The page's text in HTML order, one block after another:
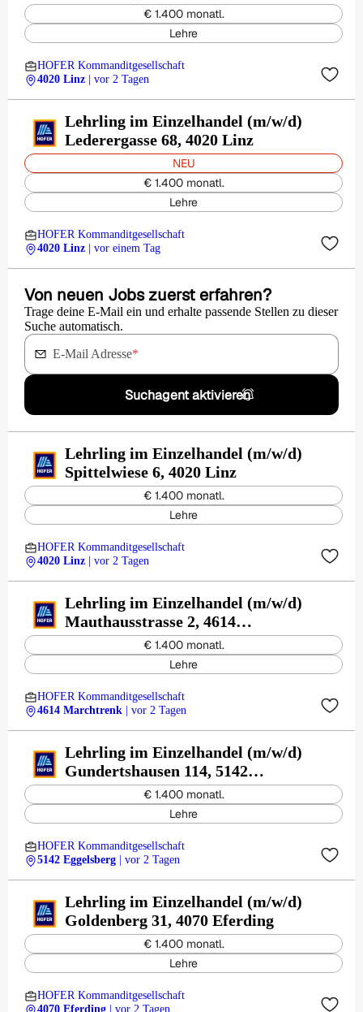
€ 1.400 monatl.
Lehre
HOFER Kommanditgesellschaft
4020 Linz
| vor 2 Tagen
Lehrling im Einzelhandel (m/w/d)
Lederergasse 68, 4020 Linz
NEU
€ 1.400 monatl.
Lehre
HOFER Kommanditgesellschaft
4020 Linz
| vor einem Tag
Von neuen Jobs zuerst erfahren?
Trage deine E-Mail ein und erhalte passende Stellen zu dieser
Suche automatisch.
E-Mail Adresse*
Suchagent aktivieren
Lehrling im Einzelhandel (m/w/d)
Spittelwiese 6, 4020 Linz
€ 1.400 monatl.
Lehre
HOFER Kommanditgesellschaft
4020 Linz
| vor 2 Tagen
Lehrling im Einzelhandel (m/w/d)
Mauthausstrasse 2, 4614
Marchtrenk€ 1.400 monatl.
Lehre
HOFER Kommanditgesellschaft
4614 Marchtrenk
| vor 2 Tagen
Lehrling im Einzelhandel (m/w/d)
Gundertshausen 114, 5142
Eggelsberg€ 1.400 monatl.
Lehre
HOFER Kommanditgesellschaft
5142 Eggelsberg
| vor 2 Tagen
Lehrling im Einzelhandel (m/w/d)
Goldenberg 31, 4070 Eferding
€ 1.400 monatl.
Lehre
HOFER Kommanditgesellschaft
4070 Eferding
| vor 2 Tagen